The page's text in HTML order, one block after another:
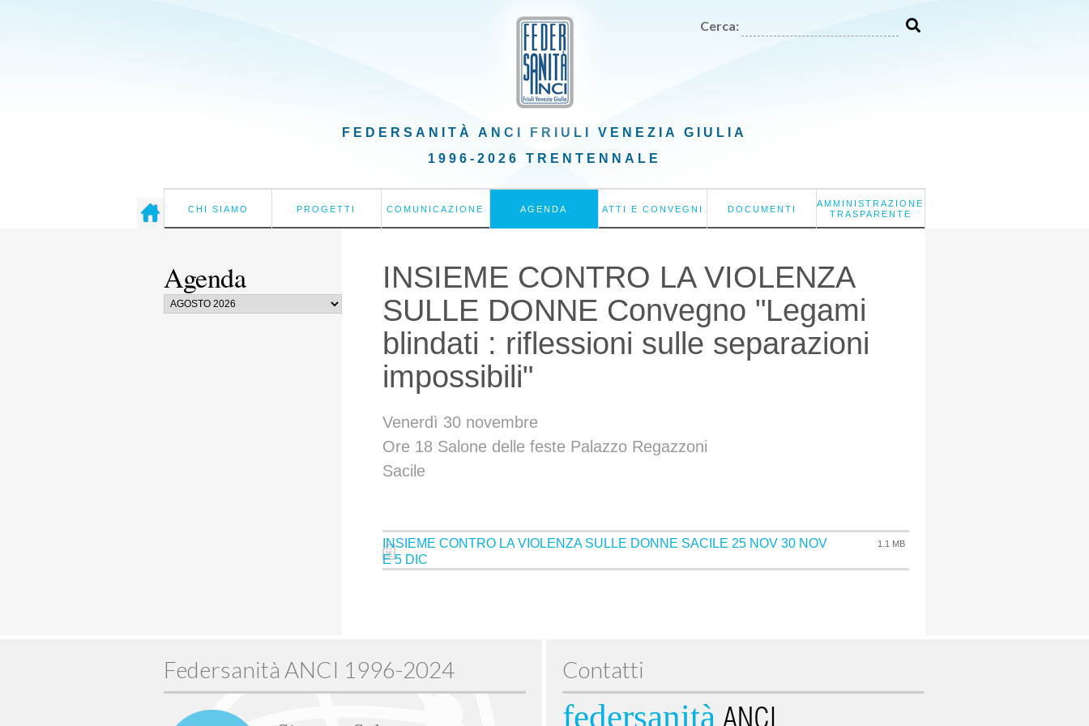
Cerca:
FEDERSANITÀ ANCI FRIULI VENEZIA GIULIA
1996-2026 TRENTENNALE
CHI SIAMO PROGETTI COMUNICAZIONE AGENDA ATTI E CONVEGNI DOCUMENTI
AMMINISTRAZIONE
TRASPARENTE
Agenda
INSIEME CONTRO LA VIOLENZA
SULLE DONNE Convegno "Legami
blindati : riflessioni sulle separazioni
impossibili"
Venerdì 30 novembre
Ore 18 Salone delle feste Palazzo Regazzoni
Sacile
INSIEME CONTRO LA VIOLENZA SULLE DONNE SACILE 25 NOV 30 NOV
E 5 DIC
1.1 MB
Federsanità ANCI 1996-2024 Contatti
federsanità